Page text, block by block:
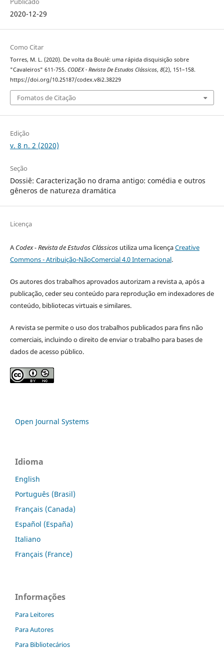
2020-12-29
Como Citar
Torres, M. L. (2020). De volta da Boulé: uma rápida disquisição sobre
"Cavaleiros" 611-755. CODEX - Revista De Estudos Clássicos, 8(2), 151–158.
https://doi.org/10.25187/codex.v8i2.38229
Fomatos de Citação
Edição
v. 8 n. 2 (2020)
Seção
Dossiê: Caracterização no drama antigo: comédia e outros
gêneros de natureza dramática
Licença
ACodex - Revista de Estudos Clássicosutiliza uma licençaCreative
Commons - Atribuição-NãoComercial 4.0 Internacional.
Os autores dos trabalhos aprovados autorizam a revista a, após a
publicação, ceder seu conteúdo para reprodução em indexadores de
conteúdo, bibliotecas virtuais e similares.
A revista se permite o uso dos trabalhos publicados para fins não
comerciais, incluindo o direito de enviar o trabalho para bases de
dados de acesso público.
Open Journal Systems
Idioma
English
Português (Brasil)
Français (Canada)
Español (España)
Italiano
Français (France)
Informações
Para Leitores
Para Autores
Para Bibliotecários